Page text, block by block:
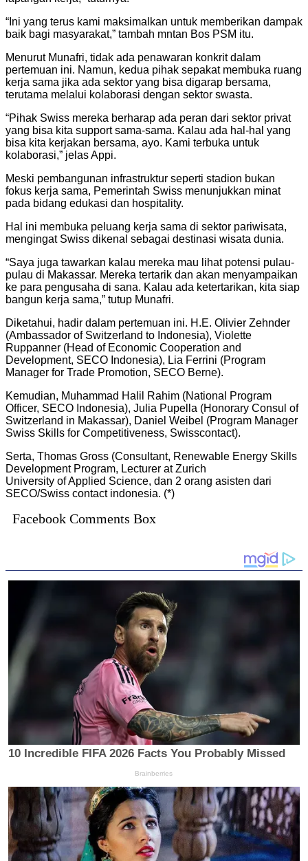
“Ini yang terus kami maksimalkan untuk memberikan dampak
baik bagi masyarakat,” tambah mntan Bos PSM itu.
Menurut Munafri, tidak ada penawaran konkrit dalam
pertemuan ini. Namun, kedua pihak sepakat membuka ruang
kerja sama jika ada sektor yang bisa digarap bersama,
terutama melalui kolaborasi dengan sektor swasta.
“Pihak Swiss mereka berharap ada peran dari sektor privat
yang bisa kita support sama-sama. Kalau ada hal-hal yang
bisa kita kerjakan bersama, ayo. Kami terbuka untuk
kolaborasi,” jelas Appi.
Meski pembangunan infrastruktur seperti stadion bukan
fokus kerja sama, Pemerintah Swiss menunjukkan minat
pada bidang edukasi dan hospitality.
Hal ini membuka peluang kerja sama di sektor pariwisata,
mengingat Swiss dikenal sebagai destinasi wisata dunia.
“Saya juga tawarkan kalau mereka mau lihat potensi pulau-
pulau di Makassar. Mereka tertarik dan akan menyampaikan
ke para pengusaha di sana. Kalau ada ketertarikan, kita siap
bangun kerja sama,” tutup Munafri.
Diketahui, hadir dalam pertemuan ini. H.E. Olivier Zehnder
(Ambassador of Switzerland to Indonesia), Violette
Ruppanner (Head of Economic Cooperation and
Development, SECO Indonesia), Lia Ferrini (Program
Manager for Trade Promotion, SECO Berne).
Kemudian, Muhammad Halil Rahim (National Program
Officer, SECO Indonesia), Julia Pupella (Honorary Consul of
Switzerland in Makassar), Daniel Weibel (Program Manager
Swiss Skills for Competitiveness, Swisscontact).
Serta, Thomas Gross (Consultant, Renewable Energy Skills
Development Program, Lecturer at Zurich
University of Applied Science, dan 2 orang asisten dari
SECO/Swiss contact indonesia. (*)
Facebook Comments Box